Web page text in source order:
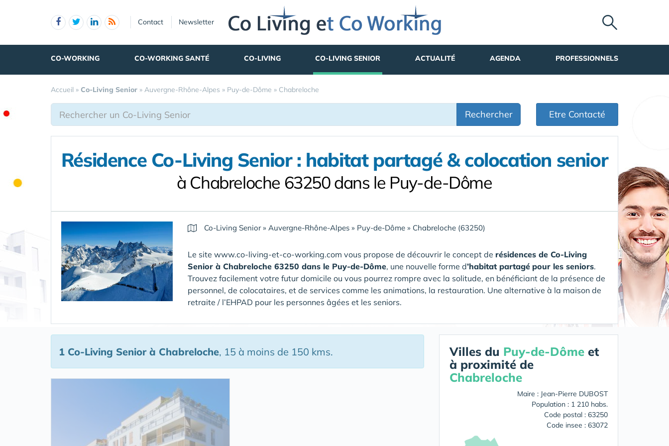
Contact Newsletter
CO-WORKING CO-WORKING SANTÉ CO-LIVING CO-LIVING SENIOR ACTUALITÉ AGENDA PROFESSIONNELS
Accueil » Co-Living Senior » Auvergne-Rhône-Alpes » Puy-de-Dôme » Chabreloche
Rechercher Etre Contacté
Résidence Co-Living Senior : habitat partagé & colocation senior
à Chabreloche 63250 dans le Puy-de-Dôme
Co-Living Senior» Auvergne-Rhône-Alpes » Puy-de-Dôme » Chabreloche (63250)
Le site www.co-living-et-co-working.com vous propose de découvrir le concept de résidences de Co-Living
Senior à Chabreloche 63250 dans le Puy-de-Dôme, une nouvelle forme d’habitat partagé pour les seniors.
Trouvez facilement votre futur domicile ou vous pourrez rompre avec la solitude, en bénéficiant de la présence de
personnel, de colocataires, et de services comme les animations, la restauration. Une alternative à la maison de
retraite / l’EHPAD pour les personnes âgées et les seniors.
1 Co-Living Seniorà Chabreloche, 15 à moins de 150 kms. Villes du Puy-de-Dôme et
à proximité de
Chabreloche
Maire : Jean-Pierre DUBOST
Population : 1 210 habs.
Code postal : 63250
Code insee : 63072